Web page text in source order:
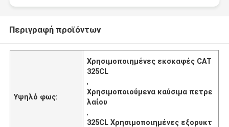
Περιγραφή προϊόντων
Υψηλό φως:
Χρησιμοποιημένες εκσκαφές CAT
325CL
,
Χρησιμοποιούμενα καύσιμα πετρε
λαίου
,
325CL Χρησιμοποιημένες εξορυκτ